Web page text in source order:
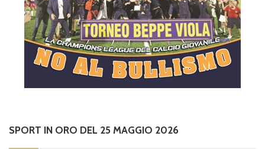
SPORT IN ORO DEL 25 MAGGIO 2026